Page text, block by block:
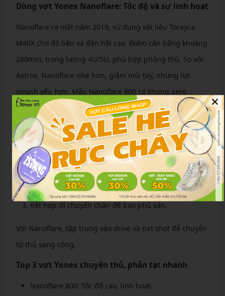
Dòng vợt Yonex Nanoflare: Tốc độ và sự linh hoạt
Nanoflare ra mắt năm 2019, sử dụng vật liệu Torayca
M40X cho độ bền và đàn hồi cao. Điểm cân bằng khoảng
280mm, trọng lượng 4U/5U, phù hợp phòng thủ. So với
Astrox, Nanoflare nhẹ hơn, giảm mỏi tay, nhưng lực
smash yếu hơn. Mẫu Nanoflare 800 có khung aero
mỏng, tăng tốc độ lên 5%.
Kỹ thuật phát huy với vợt phòng thủ Yonex
Kỹ thuật chính cho phòng thủ:
Quan sát đối thủ để dự đoán hướng cầu.
Sử dụng cổ tay để phản tạt nhanh.
Kết hợp di chuyển chân để bao phủ sân.
Với Nanoflare, tập trung vào drive và net shot để chuyển
từ thủ sang công.
Top 3 vợt Yonex chuyên thủ, phản tạt nhanh
Nanoflare 800: Tốc độ cao, linh hoạt.
×